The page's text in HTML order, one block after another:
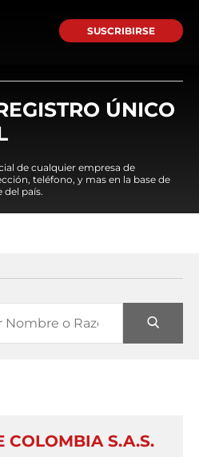
SUSCRIBIRSE
ÚNICO
de cualquier empresa de
teléfono, y mas en la base de
del país.
COLOMBIA S.A.S.